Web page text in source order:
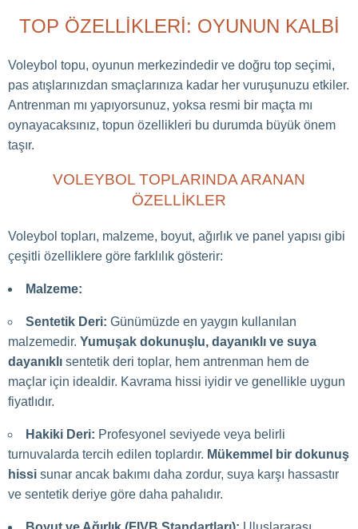
TOP ÖZELLIKLERI: OYUNUN KALBI
Voleybol topu, oyunun merkezindedir ve doğru top seçimi,
pas atışlarınızdan smaçlarınıza kadar her vuruşunuzu etkiler.
Antrenman mı yapıyorsunuz, yoksa resmi bir maçta mı
oynayacaksınız, topun özellikleri bu durumda büyük önem
taşır.
VOLEYBOL TOPLARINDA ARANAN
ÖZELLIKLER
Voleybol topları, malzeme, boyut, ağırlık ve panel yapısı gibi
çeşitli özelliklere göre farklılık gösterir:
Malzeme:
Sentetik Deri: Günümüzde en yaygın kullanılan
malzemedir. Yumuşak dokunuşlu, dayanıklı ve suya
dayanıklı sentetik deri toplar, hem antrenman hem de
maçlar için idealdir. Kavrama hissi iyidir ve genellikle uygun
fiyatlıdır.
Hakiki Deri: Profesyonel seviyede veya belirli
turnuvalarda tercih edilen toplardır. Mükemmel bir dokunuş
hissi sunar ancak bakımı daha zordur, suya karşı hassastır
ve sentetik deriye göre daha pahalıdır.